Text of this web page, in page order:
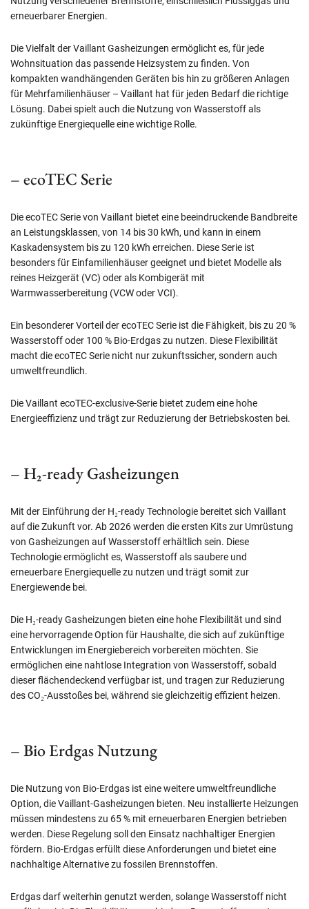
erneuerbarer Energien.
Die Vielfalt der Vaillant Gasheizungen ermöglicht es, für jede
Wohnsituation das passende Heizsystem zu finden. Von
kompakten wandhängenden Geräten bis hin zu größeren Anlagen
für Mehrfamilienhäuser – Vaillant hat für jeden Bedarf die richtige
Lösung. Dabei spielt auch die Nutzung von Wasserstoff als
zukünftige Energiequelle eine wichtige Rolle.
– ecoTEC Serie
Die ecoTEC Serie von Vaillant bietet eine beeindruckende Bandbreite
an Leistungsklassen, von 14 bis 30 kWh, und kann in einem
Kaskadensystem bis zu 120 kWh erreichen. Diese Serie ist
besonders für Einfamilienhäuser geeignet und bietet Modelle als
reines Heizgerät (VC) oder als Kombigerät mit
Warmwasserbereitung (VCW oder VCI).
Ein besonderer Vorteil der ecoTEC Serie ist die Fähigkeit, bis zu 20 %
Wasserstoff oder 100 % Bio-Erdgas zu nutzen. Diese Flexibilität
macht die ecoTEC Serie nicht nur zukunftssicher, sondern auch
umweltfreundlich.
Die Vaillant ecoTEC-exclusive-Serie bietet zudem eine hohe
Energieeffizienz und trägt zur Reduzierung der Betriebskosten bei.
– H₂-ready Gasheizungen
Mit der Einführung der H₂-ready Technologie bereitet sich Vaillant
auf die Zukunft vor. Ab 2026 werden die ersten Kits zur Umrüstung
von Gasheizungen auf Wasserstoff erhältlich sein. Diese
Technologie ermöglicht es, Wasserstoff als saubere und
erneuerbare Energiequelle zu nutzen und trägt somit zur
Energiewende bei.
Die H₂-ready Gasheizungen bieten eine hohe Flexibilität und sind
eine hervorragende Option für Haushalte, die sich auf zukünftige
Entwicklungen im Energiebereich vorbereiten möchten. Sie
ermöglichen eine nahtlose Integration von Wasserstoff, sobald
dieser flächendeckend verfügbar ist, und tragen zur Reduzierung
des CO₂-Ausstoßes bei, während sie gleichzeitig effizient heizen.
– Bio Erdgas Nutzung
Die Nutzung von Bio-Erdgas ist eine weitere umweltfreundliche
Option, die Vaillant-Gasheizungen bieten. Neu installierte Heizungen
müssen mindestens zu 65 % mit erneuerbaren Energien betrieben
werden. Diese Regelung soll den Einsatz nachhaltiger Energien
fördern. Bio-Erdgas erfüllt diese Anforderungen und bietet eine
nachhaltige Alternative zu fossilen Brennstoffen.
Erdgas darf weiterhin genutzt werden, solange Wasserstoff nicht